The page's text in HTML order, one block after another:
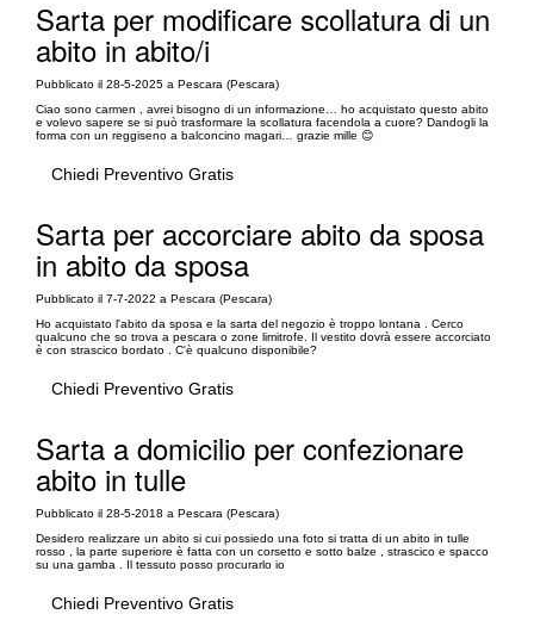
Sarta per modificare scollatura di un
abito in abito/i
Pubblicato il 28-5-2025 a Pescara (Pescara)
Ciao sono carmen , avrei bisogno di un informazione… ho acquistato questo abito
e volevo sapere se si può trasformare la scollatura facendola a cuore? Dandogli la
forma con un reggiseno a balconcino magari… grazie mille 😊
Chiedi Preventivo Gratis
Sarta per accorciare abito da sposa
in abito da sposa
Pubblicato il 7-7-2022 a Pescara (Pescara)
Ho acquistato l'abito da sposa e la sarta del negozio è troppo lontana . Cerco
qualcuno che so trova a pescara o zone limitrofe. Il vestito dovrà essere accorciato
è con strascico bordato . C'è qualcuno disponibile?
Chiedi Preventivo Gratis
Sarta a domicilio per confezionare
abito in tulle
Pubblicato il 28-5-2018 a Pescara (Pescara)
Desidero realizzare un abito si cui possiedo una foto si tratta di un abito in tulle
rosso , la parte superiore è fatta con un corsetto e sotto balze , strascico e spacco
su una gamba . Il tessuto posso procurarlo io
Chiedi Preventivo Gratis